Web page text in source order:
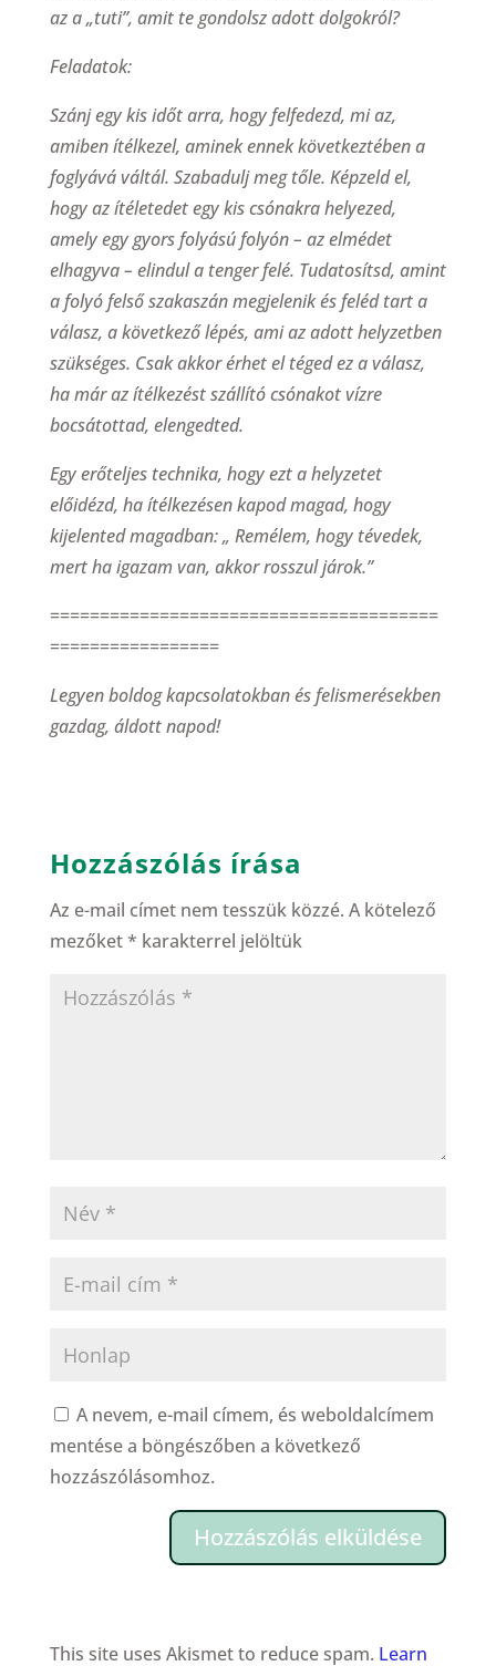
az a „tuti”, amit te gondolsz adott dolgokról?
Feladatok:
Szánj egy kis időt arra, hogy felfedezd, mi az,
amiben ítélkezel, aminek ennek következtében a
foglyává váltál. Szabadulj meg tőle. Képzeld el,
hogy az ítéletedet egy kis csónakra helyezed,
amely egy gyors folyású folyón – az elmédet
elhagyva – elindul a tenger felé. Tudatosítsd, amint
a folyó felső szakaszán megjelenik és feléd tart a
válasz, a következő lépés, ami az adott helyzetben
szükséges. Csak akkor érhet el téged ez a válasz,
ha már az ítélkezést szállító csónakot vízre
bocsátottad, elengedted.
Egy erőteljes technika, hogy ezt a helyzetet
előidézd, ha ítélkezésen kapod magad, hogy
kijelented magadban: „ Remélem, hogy tévedek,
mert ha igazam van, akkor rosszul járok.”
=======================================
=================
Legyen boldog kapcsolatokban és felismerésekben
gazdag, áldott napod!
Hozzászólás írása
Az e-mail címet nem tesszük közzé. A kötelező
mezőket* karakterrel jelöltük
A nevem, e-mail címem, és weboldalcímem
mentése a böngészőben a következő
hozzászólásomhoz.
This site uses Akismet to reduce spam. Learn